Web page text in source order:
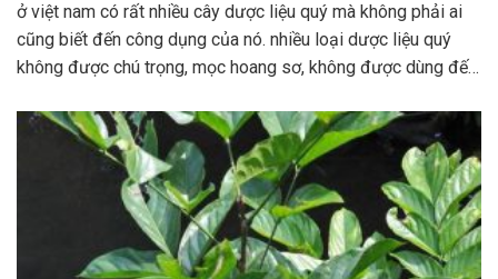
ở việt nam có rất nhiều cây dược liệu quý mà không phải ai
cũng biết đến công dụng của nó. nhiều loại dược liệu quý
không được chú trọng, mọc hoang sơ, không được dùng đến,